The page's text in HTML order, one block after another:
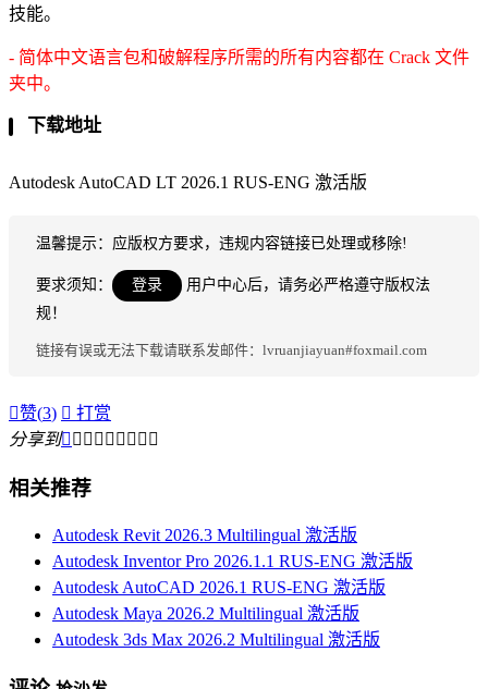
技能。
- 简体中文语言包和破解程序所需的所有内容都在 Crack 文件
夹中。
下载地址
Autodesk AutoCAD LT 2026.1 RUS-ENG 激活版
温馨提示：应版权方要求，违规内容链接已处理或移除!
要求须知： 登录
用户中心后，请务必严格遵守版权法
规！
链接有误或无法下载请联系发邮件：lvruanjiayuan#foxmail.com
赞(3)  打赏
分享到        
相关推荐
Autodesk Revit 2026.3 Multilingual 激活版
Autodesk Inventor Pro 2026.1.1 RUS-ENG 激活版
Autodesk AutoCAD 2026.1 RUS-ENG 激活版
Autodesk Maya 2026.2 Multilingual 激活版
Autodesk 3ds Max 2026.2 Multilingual 激活版